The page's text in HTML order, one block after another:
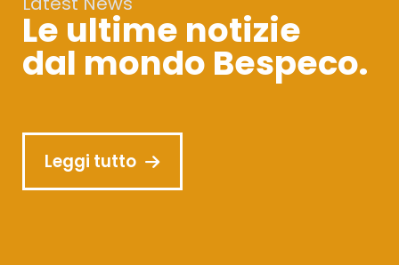
Le ultime notizie
dal mondo Bespeco.
Leggi tutto